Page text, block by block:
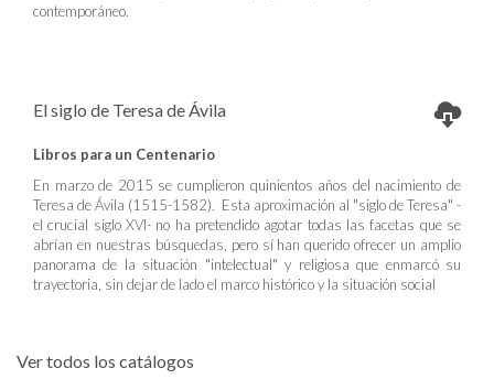
contemporáneo.
El siglo de Teresa de Ávila
Libros para un Centenario
En marzo de 2015 se cumplieron quinientos años del nacimiento de
Teresa de Ávila (1515-1582). Esta aproximación al "siglo de Teresa" -
el crucial siglo XVI- no ha pretendido agotar todas las facetas que se
abrían en nuestras búsquedas, pero sí han querido ofrecer un amplio
panorama de la situación "intelectual" y religiosa que enmarcó su
trayectoria, sin dejar de lado el marco histórico y la situación social
Ver todos los catálogos